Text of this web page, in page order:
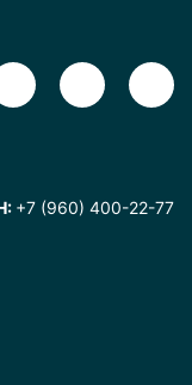
+7 (960) 400-22-77